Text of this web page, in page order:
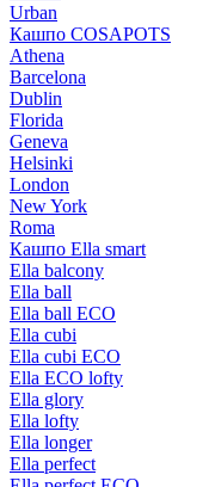
Urban
Кашпо COSAPOTS
Athena
Barcelona
Dublin
Florida
Geneva
Helsinki
London
New York
Roma
Кашпо Ella smart
Ella balcony
Ella ball
Ella ball ECO
Ella cubi
Ella cubi ECO
Ella ECO lofty
Ella glory
Ella lofty
Ella longer
Ella perfect